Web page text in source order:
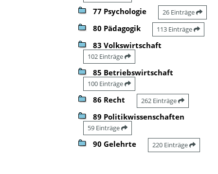
77 Psychologie 26 Einträge
80 Pädagogik 113 Einträge
83 Volkswirtschaft
102 Einträge
85 Betriebswirtschaft
100 Einträge
86 Recht 262 Einträge
89 Politikwissenschaften
59 Einträge
90 Gelehrte 220 Einträge